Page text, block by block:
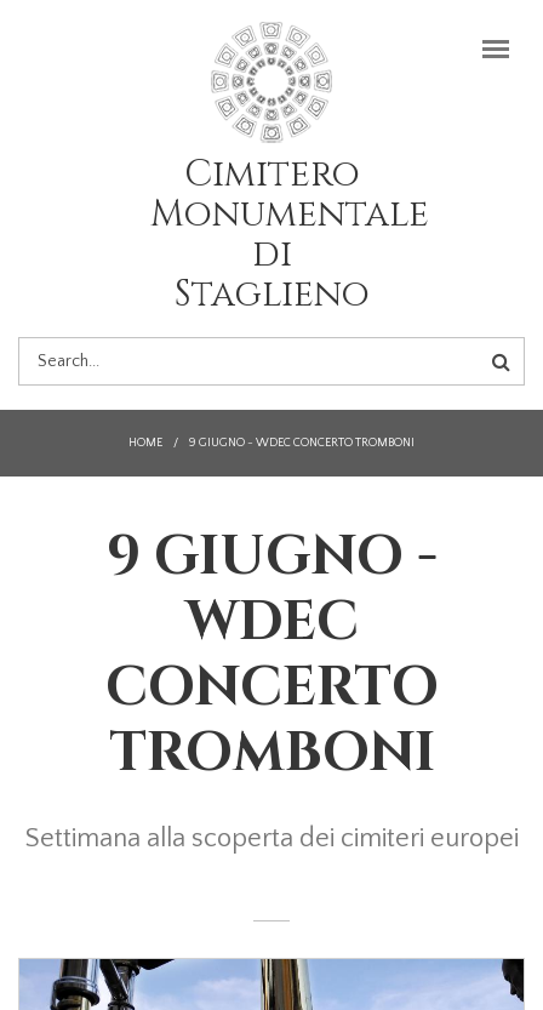
Cimitero
Monumentale
di
Staglieno
FORM
HOME / 9 GIUGNO - WDEC CONCERTO TROMBONI
9 GIUGNO -
WDEC
CONCERTO
TROMBONI
Settimana alla scoperta dei cimiteri europei